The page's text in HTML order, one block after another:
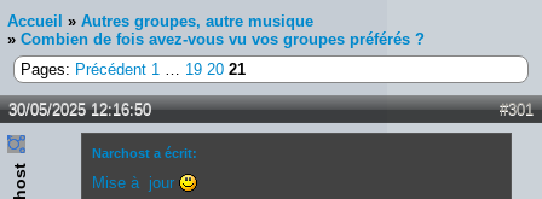
Accueil » Autres groupes, autre musique
» Combien de fois avez-vous vu vos groupes préférés ?
Pages: Précédent 1 … 19 20 21
#301
30/05/2025 12:16:50
Narchost a écrit:
Mise à jour